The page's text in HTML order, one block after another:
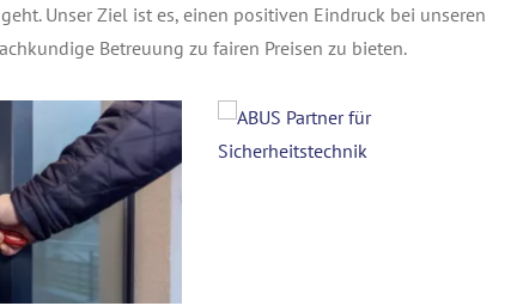
Unser Ziel ist es, einen positiven Eindruck bei unseren
Betreuung zu fairen Preisen zu bieten.